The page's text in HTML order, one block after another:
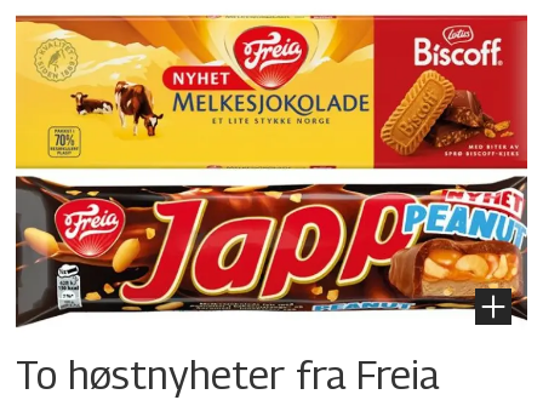
To høstnyheter fra Freia